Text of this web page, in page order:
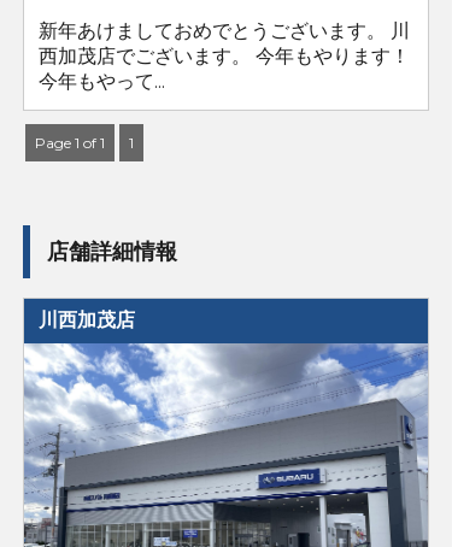
新年あけましておめでとうございます。 川
西加茂店でございます。 今年もやります！
今年もやって...
Page 1 of 1 1
店舗詳細情報
川西加茂店